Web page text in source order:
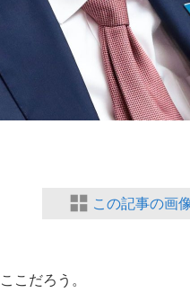
この記事の画
こだろう。